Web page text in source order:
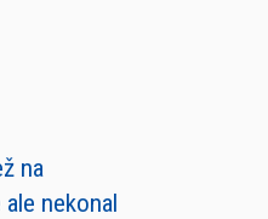
na
nekonal